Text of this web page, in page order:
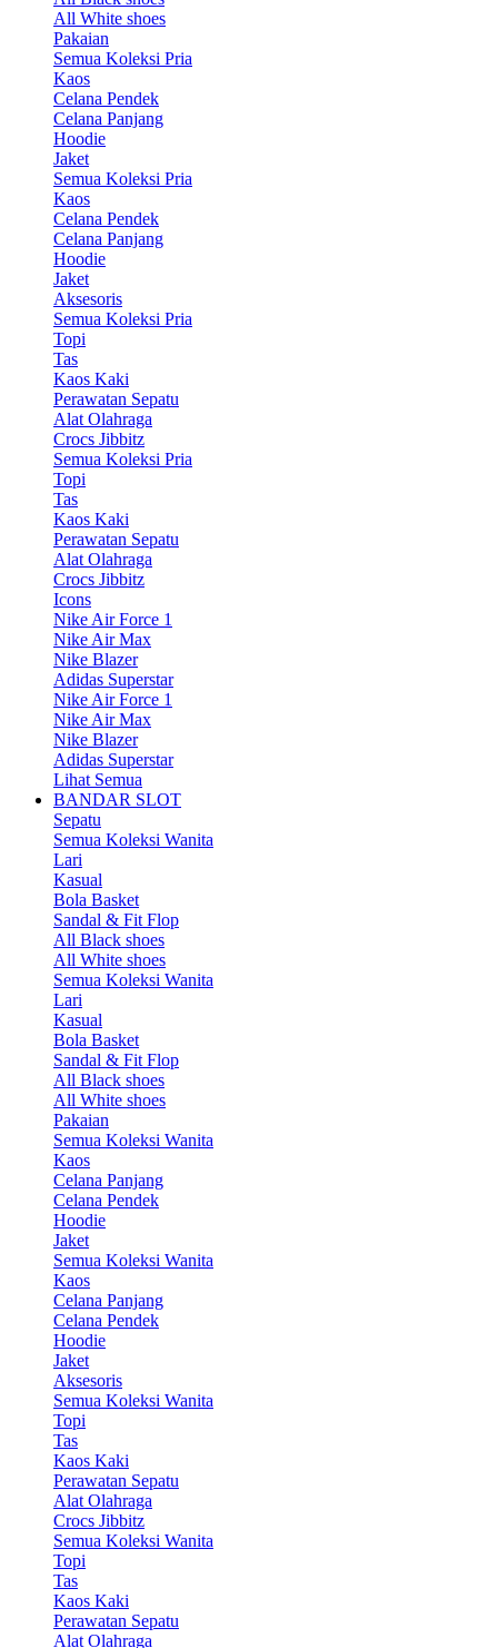
All White shoes
Pakaian
Semua Koleksi Pria
Kaos
Celana Pendek
Celana Panjang
Hoodie
Jaket
Semua Koleksi Pria
Kaos
Celana Pendek
Celana Panjang
Hoodie
Jaket
Aksesoris
Semua Koleksi Pria
Topi
Tas
Kaos Kaki
Perawatan Sepatu
Alat Olahraga
Crocs Jibbitz
Semua Koleksi Pria
Topi
Tas
Kaos Kaki
Perawatan Sepatu
Alat Olahraga
Crocs Jibbitz
Icons
Nike Air Force 1
Nike Air Max
Nike Blazer
Adidas Superstar
Nike Air Force 1
Nike Air Max
Nike Blazer
Adidas Superstar
Lihat Semua
BANDAR SLOT
Sepatu
Semua Koleksi Wanita
Lari
Kasual
Bola Basket
Sandal & Fit Flop
All Black shoes
All White shoes
Semua Koleksi Wanita
Lari
Kasual
Bola Basket
Sandal & Fit Flop
All Black shoes
All White shoes
Pakaian
Semua Koleksi Wanita
Kaos
Celana Panjang
Celana Pendek
Hoodie
Jaket
Semua Koleksi Wanita
Kaos
Celana Panjang
Celana Pendek
Hoodie
Jaket
Aksesoris
Semua Koleksi Wanita
Topi
Tas
Kaos Kaki
Perawatan Sepatu
Alat Olahraga
Crocs Jibbitz
Semua Koleksi Wanita
Topi
Tas
Kaos Kaki
Perawatan Sepatu
Alat Olahraga